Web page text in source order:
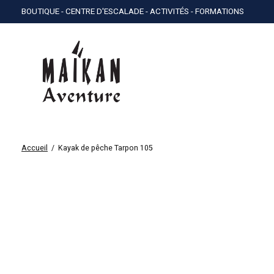
BOUTIQUE - CENTRE D'ESCALADE - ACTIVITÉS - FORMATIONS
Accueil / Kayak de pêche Tarpon 105